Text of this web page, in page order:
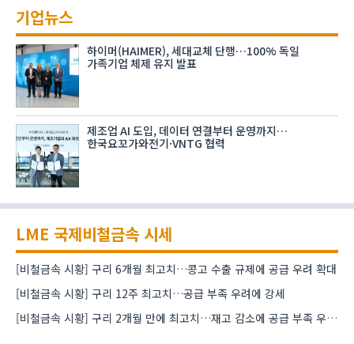
기업뉴스
하이머(HAIMER), 세대교체 단행…100% 독일
가족기업 체제 유지 발표
제조업 AI 도입, 데이터 연결부터 운영까지…
한국요꼬가와전기·VNTG 협력
LME 국제비철금속 시세
[비철금속 시황] 구리 6개월 최고치…콩고 수출 규제에 공급 우려 확대
[비철금속 시황] 구리 12주 최고치…공급 부족 우려에 강세
[비철금속 시황] 구리 2개월 만에 최고치…재고 감소에 공급 부족 우려 확대